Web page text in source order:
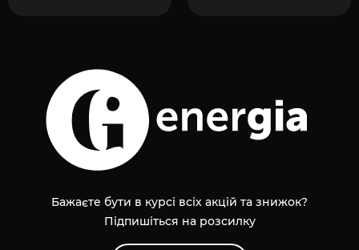
Бажаєте бути в курсі всіх акцій та знижок?
Підпишіться на розсилку